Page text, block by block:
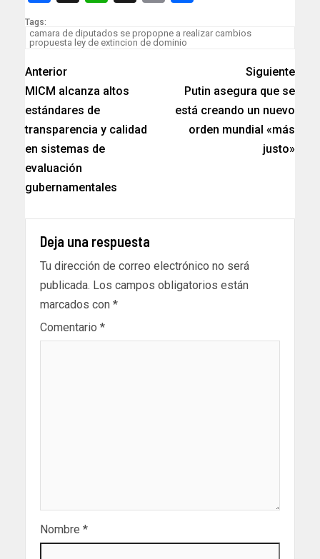
Tags:
camara de diputados se propopne a realizar cambios
propuesta ley de extincion de dominio
Anterior
MICM alcanza altos
estándares de
transparencia y calidad
en sistemas de
evaluación
gubernamentales
Siguiente
Putin asegura que se
está creando un nuevo
orden mundial «más
justo»
Deja una respuesta
Tu dirección de correo electrónico no será
publicada. Los campos obligatorios están
marcados con *
Comentario *
Nombre *